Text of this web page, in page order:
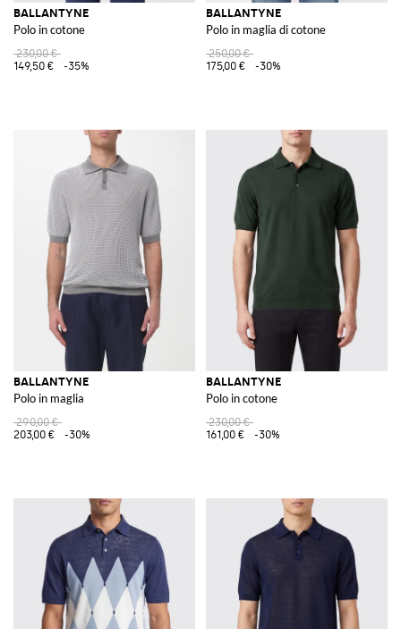
BALLANTYNE
Polo in cotone
230,00 €
149,50 €
-35%
BALLANTYNE
Polo in maglia di cotone
250,00 €
175,00 €
-30%
BALLANTYNE
Polo in maglia
290,00 €
203,00 €
-30%
BALLANTYNE
Polo in cotone
230,00 €
161,00 €
-30%